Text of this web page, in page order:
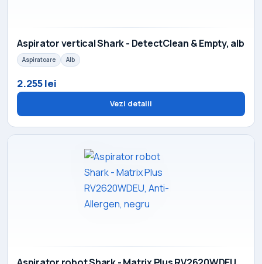
Aspirator vertical Shark - DetectClean & Empty, alb
Aspiratoare Alb
2.255 lei
Vezi detalii